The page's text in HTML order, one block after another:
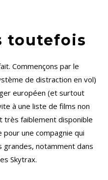
toutefois
Commençons par le
de distraction en vol)
européen (et surtout
à une liste de films non
très faiblement disponible
pour une compagnie qui
notamment dans
Skytrax.